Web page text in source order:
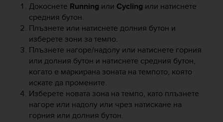
Докоснете Running или Cycling или натиснете
средния бутон.
Плъзнете или натиснете долния бутон и
изберете зони за темпо.
Плъзнете нагоре/надолу или натиснете горния
или долния бутон и натиснете средния бутон,
когато е маркирана зоната на темпото, която
искате да промените.
Изберете новата зона на темпо, като плъзнете
нагоре или надолу или чрез натискане на
горния или долния бутон.